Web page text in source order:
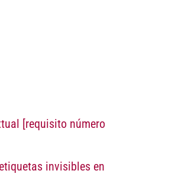
[requisito número
invisibles en